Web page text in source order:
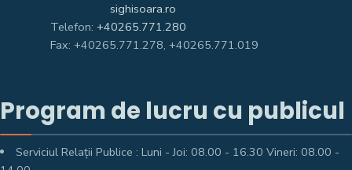
sighisoara.ro
Telefon: +40265.771.280
Fax: +40265.771.278, +40265.771.019
Program de lucru cu publicul
Serviciul Relații Publice : Luni - Joi: 08.00 - 16.30 Vineri: 08.00 -